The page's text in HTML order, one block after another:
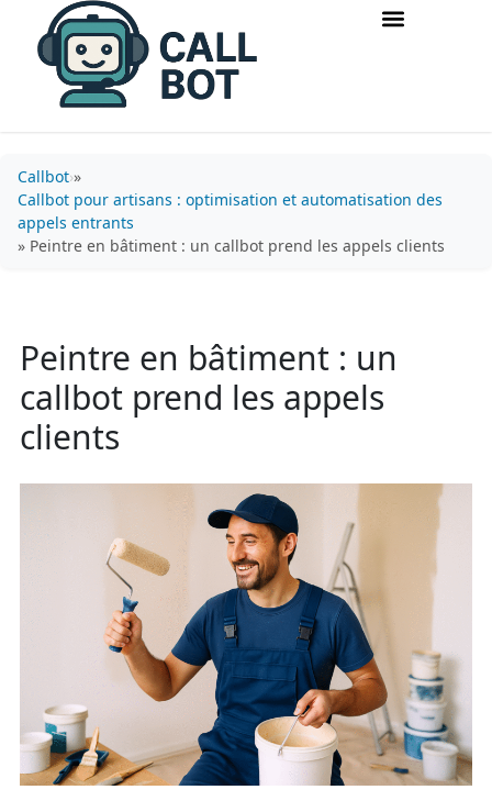
Callbot »
Callbot pour artisans : optimisation et automatisation des
appels entrants
» Peintre en bâtiment : un callbot prend les appels clients
Peintre en bâtiment : un
callbot prend les appels
clients